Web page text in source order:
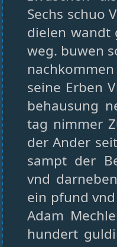
Sechs schuo
dielen wandt
weg. buwen
seine Erben
behausung
tag nimmer
der Ander
sampt der
vnd
ein pfund
Adam
hundert